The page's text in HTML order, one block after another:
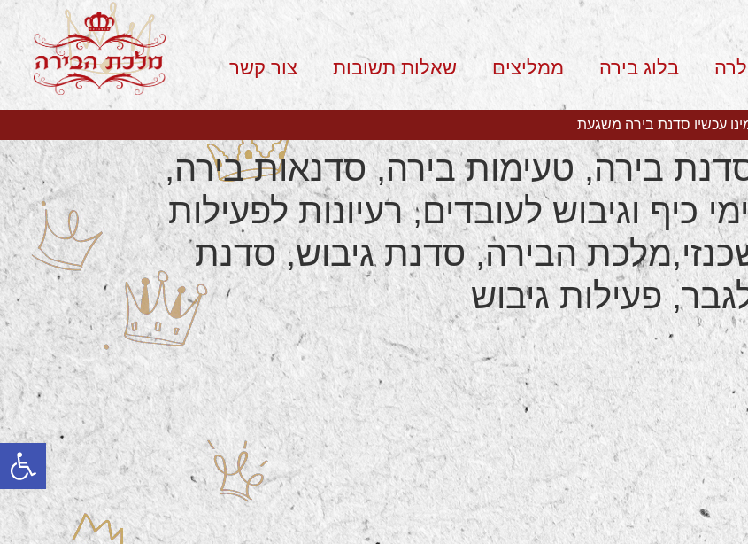
בלוג בירה ממליצים שאלות תשובות צור קשר
עכשיו סדנת בירה משגעת
בירה, טעימות בירה, סדנאות בירה,
כיף וגיבוש לעובדים, רעיונות לפעילות
הבירה, סדנת גיבוש, סדנת
פעילות גיבוש